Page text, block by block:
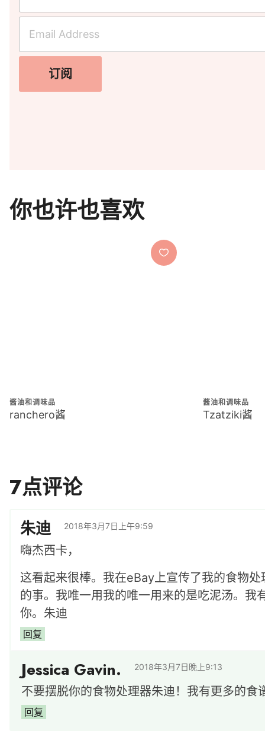
订阅
你也许也喜欢
酱油和调味品
ranchero酱
酱油和调味品
Tzatziki酱
读
者
互
动
7点评论
朱迪 2018年3月7日上午9:59
嗨杰西卡，
这看起来很棒。我在eBay上宣传了我的食物
的事。我唯一用我的唯一用来的是吃泥汤。
你。朱迪
回复
Jessica Gavin. 2018年3月7日晚上9:13
不要摆脱你的食物处理器朱迪！我有更多的食
回复